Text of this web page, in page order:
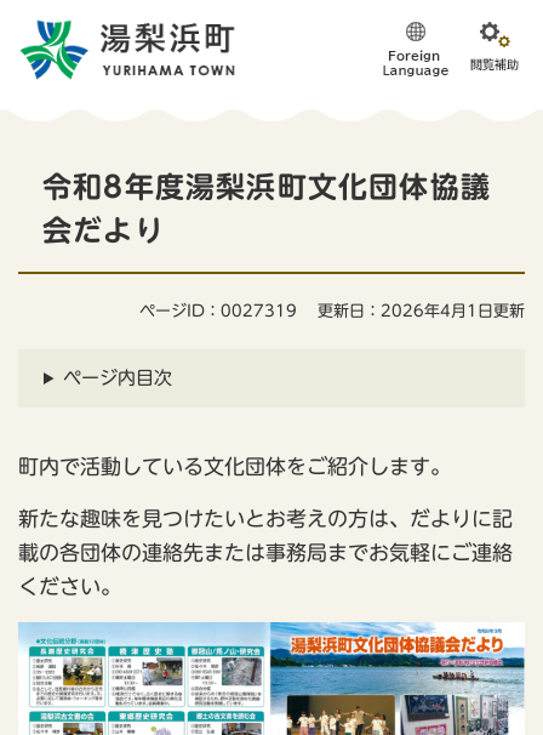
令和8年度湯梨浜町文化団体協議
会だより
ページID：0027319 更新日：2026年4月1日更新
ページ内目次
​町内で活動している文化団体をご紹介します。​
新たな趣味を見つけたいとお考えの方は、だよりに記
載の各団体の連絡先または事務局までお気軽にご連絡
ください。​